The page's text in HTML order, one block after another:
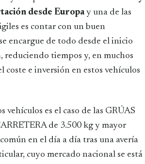
desde Europay una de las
es contar con un buen
encargue de todo desde el inicio
reduciendo tiempos y, en muchos
coste e inversión en estos vehículos
vehículos es el caso de las GRÚAS
de 3.500 kg y mayor
en el día a día tras una avería
cuyo mercado nacional se está